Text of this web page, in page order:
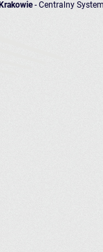
- Centralny